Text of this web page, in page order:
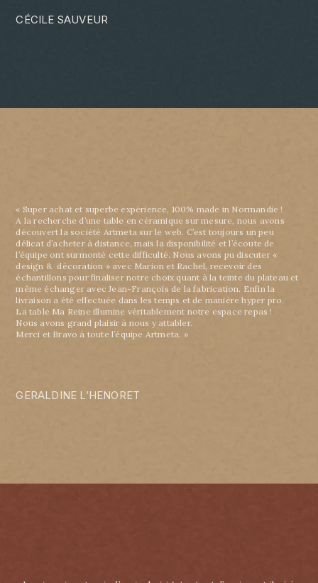
CÉCILE SAUVEUR
« Super achat et superbe expérience, 100% made in Normandie !
A la recherche d’une table en céramique sur mesure, nous avons
découvert la société Artmeta sur le web. C’est toujours un peu
délicat d’acheter à distance, mais la disponibilité et l’écoute de
l’équipe ont surmonté cette difficulté. Nous avons pu discuter «
design & décoration » avec Marion et Rachel, recevoir des
échantillons pour finaliser notre choix quant à la teinte du plateau et
même échanger avec Jean-François de la fabrication. Enfin la
livraison a été effectuée dans les temps et de manière hyper pro.
La table Ma Reine illumine véritablement notre espace repas !
Nous avons grand plaisir à nous y attabler.
Merci et Bravo à toute l’équipe Artmeta. »
GERALDINE L’HENORET